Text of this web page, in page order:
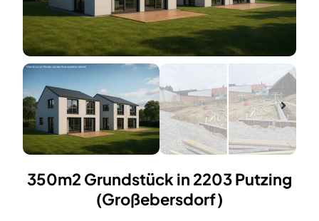
350m2 Grundstück in 2203 Putzing
(Großebersdorf)